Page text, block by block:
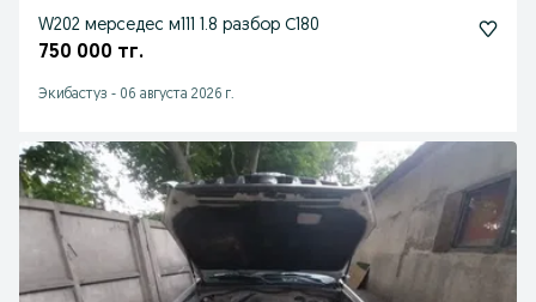
W202 мерседес м111 1.8 разбор С180
750 000 тг.
Экибастуз - 06 августа 2026 г.